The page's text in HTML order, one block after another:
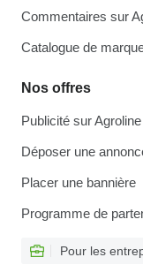
Commentaires sur
Catalogue de
Nos offres
Publicité sur Agroline
Déposer une
Placer une bannière
Programme de
Pour les